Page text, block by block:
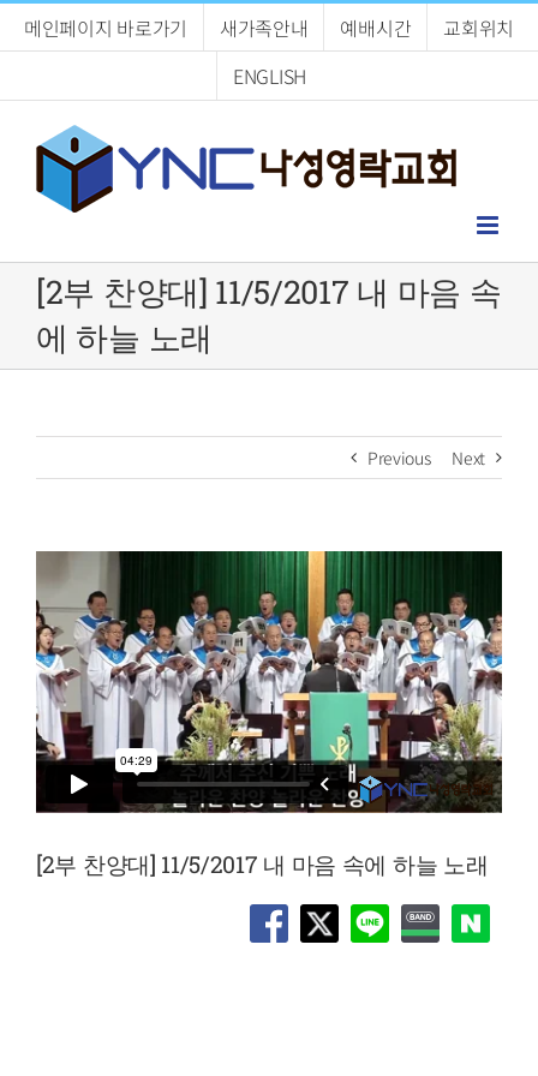
메인페이지 바로가기 새가족안내 예배시간
교회위치
ENGLISH
[2부 찬양대] 11/5/2017 내 마음 속
에 하늘 노래
Previous Next
[2부 찬양대] 11/5/2017 내 마음 속에 하늘 노래